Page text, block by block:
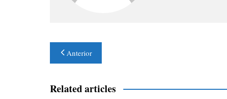
Navegación
de
entradas
Anterior
Related articles